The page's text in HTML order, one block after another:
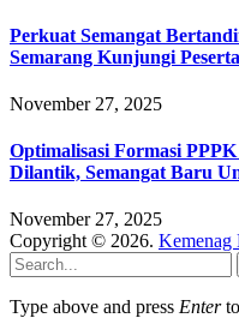
Perkuat Semangat
Semarang Kunjungi
November 27, 2025
Optimalisasi Formasi
Dilantik, Semangat Baru
November 27, 2025
Copyright © 2026. Kemenag
Type above and press Enterto